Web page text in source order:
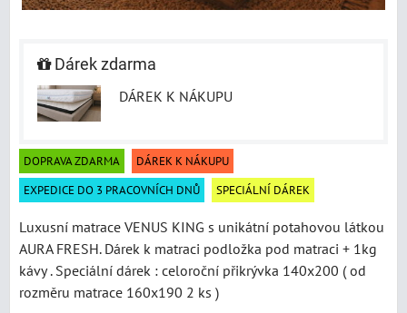
Dárek zdarma
DÁREK K NÁKUPU
DOPRAVA ZDARMA
DÁREK K NÁKUPU
EXPEDICE DO 3 PRACOVNÍCH DNŮ
SPECIÁLNÍ DÁREK
Luxusní matrace VENUS KING s unikátní potahovou látkou
AURA FRESH. Dárek k matraci podložka pod matraci + 1kg
kávy . Speciální dárek : celoroční přikrývka 140x200 ( od
rozměru matrace 160x190 2 ks )